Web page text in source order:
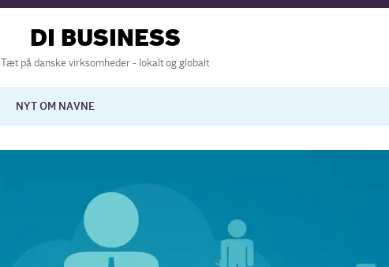
DI BUSINESS
Tæt på danske virksomheder - lokalt og globalt
NYT OM NAVNE
Europapolitik